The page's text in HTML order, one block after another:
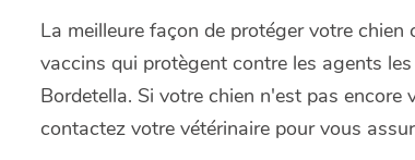
La meilleure façon de protéger votre
vaccins qui protègent contre les agents
Bordetella. Si votre chien n'est pas
contactez votre vétérinaire pour vous